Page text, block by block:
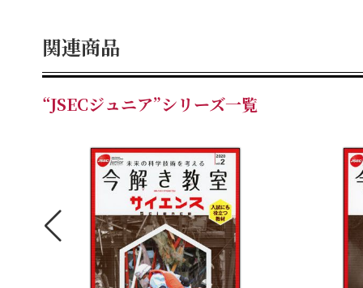
関連商品
“JSECジュニア”シリーズ一覧